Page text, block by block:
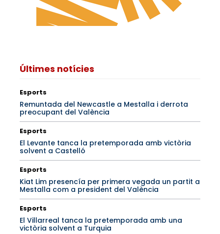
Últimes notícies
Esports
Remuntada del Newcastle a Mestalla i derrota
preocupant del València
Esports
El Levante tanca la pretemporada amb victòria
solvent a Castelló
Esports
Kiat Lim presencía per primera vegada un partit a
Mestalla com a president del València
Esports
El Villarreal tanca la pretemporada amb una
victòria solvent a Turquia